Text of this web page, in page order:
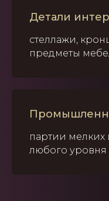
Детали
стеллажи,
предметы
партии мелких
любого уровня